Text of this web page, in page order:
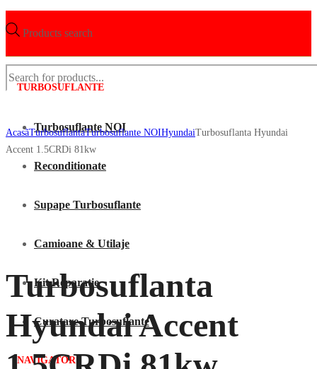
Products search
TURBOSUFLANTE
Turbosuflante NOI
Reconditionate
Supape Turbosuflante
Camioane & Utilaje
Kit Reparatie
Curatare Turbosuflante
NAVIGATOR
AcasãTurbosuflantaTurbosuflante NOIHyundaiTurbosuflanta Hyundai
Accent 1.5CRDi 81kw
Turbosuflanta
Hyundai Accent